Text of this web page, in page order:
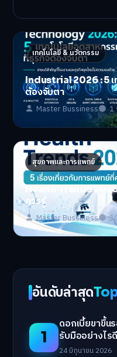
เทคโนโลยี & นวัตกรรม
Industrial 2026 : 5 เ
ต้องจับตา
Master Bussiness 1
สุขภาพและการแพทย์
Health Trends
ควรรู้
Master Bussiness
อันดับล่าสุด
1
ดอกเบี้ยขาขึ้
รับมืออย่างไร
24 มิถุนายน 2026